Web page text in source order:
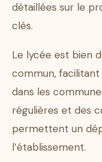
détaillées sur le
clés.
Le lycée est bien
commun, facilitant
dans les
régulières et des
permettent un
l’établissement.